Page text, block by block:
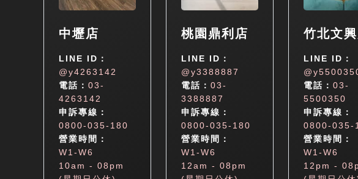
中壢店
LINE ID：
@y4263142
電話： 03-
4263142
申訴專線：
0800-035-180
營業時間：
W1-W6
10am - 08pm
桃園鼎利店
LINE ID：
@y3388887
電話： 03-
3388887
申訴專線：
0800-035-180
營業時間：
W1-W6
12am - 08pm
竹北文
LINE ID：
電話： 03-
5500350
申訴專線：
0800-035-
營業時間：
W1-W6
12pm -